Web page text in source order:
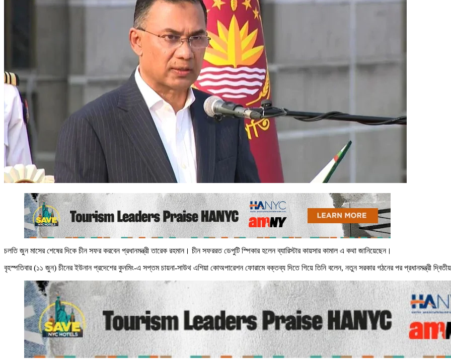
চলতি জুন মাসের শেষের দিকে চীন সফর করবেন প্রধানমন্ত্রী তারেক রহমান। চীন সফররত ডেপুটি স্পিকার হলেন ব্যারিস্টার কায়সার কামাল এ কথা জানিয়েছেন।
বৃহস্পতিবার (১১ জুন) চীনের ইউনান প্রদেশের কুনমিং-এ সপ্তম চায়না-সাউথ এশিয়া কোঅপারেশন ফোরামে ‍বক্তব্য দিতে গিয়ে তিনি বলেন, নতুন সরকার গঠনের পর প্রধানমন্ত্রী